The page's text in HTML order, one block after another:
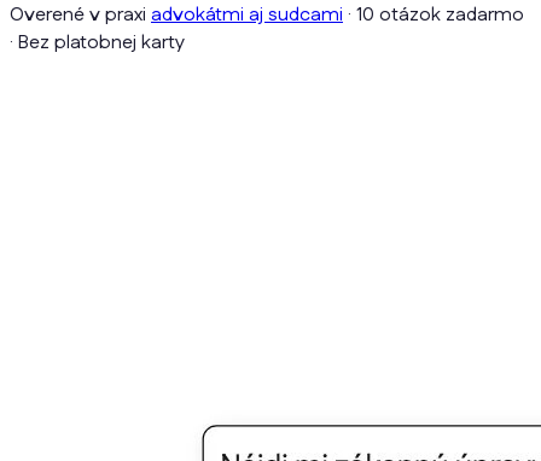
Overené v praxi advokátmi aj sudcami · 10 otázok zadarmo
· Bez platobnej karty